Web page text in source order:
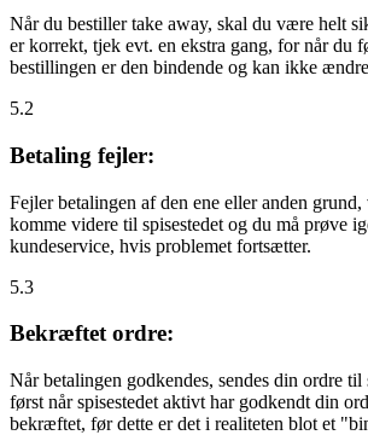
Når du bestiller take away, skal du være helt
er korrekt, tjek evt. en ekstra gang, for når du
bestillingen er den bindende og kan ikke
5.2
Betaling fejler:
Fejler betalingen af den ene eller anden
komme videre til spisestedet og du må prøve
kundeservice, hvis problemet fortsætter.
5.3
Bekræftet ordre:
Når betalingen godkendes, sendes din ordre til
først når spisestedet aktivt har godkendt din
bekræftet, før dette er det i realiteten blot et